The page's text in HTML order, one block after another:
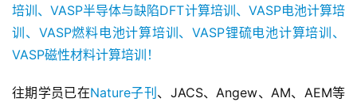
视
频
教
培训、VASP半导体与缺陷DFT计算培训、VASP电池计算培
训、VASP燃料电池计算培训、VASP锂硫电池计算培训、
VASP磁性材料计算培训！
往期学员已在Nature子刊 、JACS、Angew、AM、AEM等